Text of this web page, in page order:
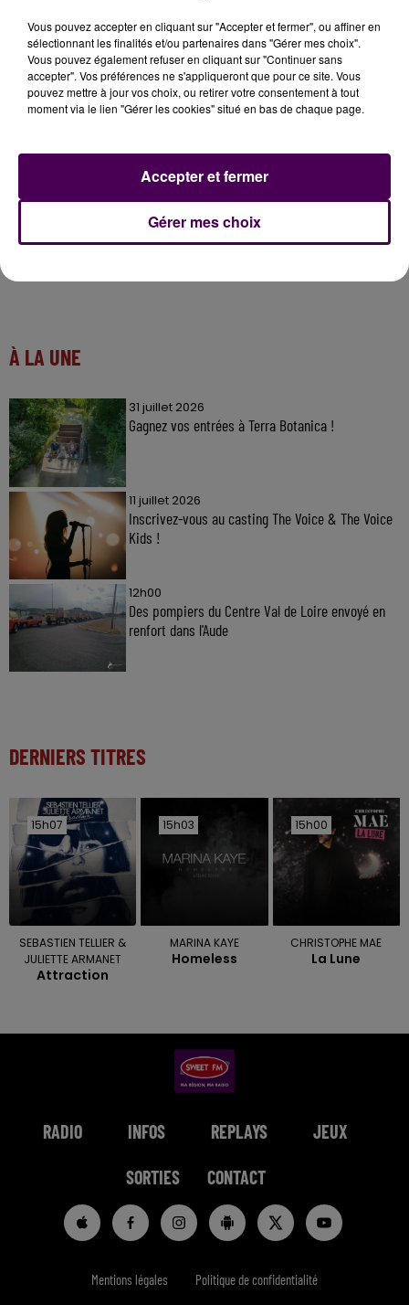
À LA UNE
31 juillet 2026
Gagnez vos entrées à Terra Botanica !
11 juillet 2026
Inscrivez-vous au casting The Voice & The Voice
Kids !
12h00
Des pompiers du Centre Val de Loire envoyé en
renfort dans l'Aude
DERNIERS TITRES
15h07
15h07
SEBASTIEN TELLIER &
JULIETTE ARMANET
Attraction
15h03
15h03
MARINA KAYE
Homeless
15h00
15h00
CHRISTOPHE MAE
La Lune
RADIO INFOS REPLAYS JEUX
SORTIES CONTACT
Mentions légales Politique de confidentialité
Vous pouvez accepter en cliquant sur "Accepter et fermer", ou affiner en
sélectionnant les finalités et/ou partenaires dans "Gérer mes choix".
Vous pouvez également refuser en cliquant sur "Continuer sans
accepter". Vos préférences ne s'appliqueront que pour ce site. Vous
pouvez mettre à jour vos choix, ou retirer votre consentement à tout
moment via le lien "Gérer les cookies" situé en bas de chaque page.
Gérer mes choix
Accepter et fermer